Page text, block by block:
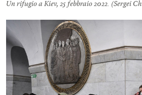
Un rifugio a Kiev, 25 febbraio 2022. (Sergei